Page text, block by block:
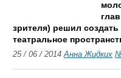
зрителя) решил
театральное
25 / 06 / 2014Анна Жидких №